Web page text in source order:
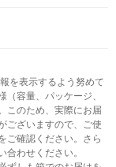
を表示するよう努めて
容量、パッケージ、
このため、実際にお届
ございますので、ご使
ご確認ください。さら
わせください。